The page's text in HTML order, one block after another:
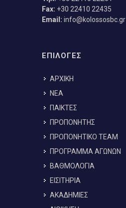
Fax: +30 22410 22435
Email: info@kolossosbc.gr
ΕΠΙΛΟΓΕΣ
ΑΡΧΙΚΗ
ΝΕΑ
ΠΑΙΚΤΕΣ
ΠΡΟΠΟΝΗΤΗΣ
ΠΡΟΠΟΝΗΤΙΚΟ TEAM
ΠΡΟΓΡΑΜΜΑ ΑΓΩΝΩΝ
ΒΑΘΜΟΛΟΓΙΑ
ΕΙΣΙΤΗΡΙΑ
ΑΚΑΔΗΜΙΕΣ